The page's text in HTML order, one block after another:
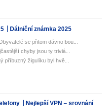
Dálniční známka 2025
se přitom dávno bou...
chyby jsou ty triviá...
příbuzný žigulíku byl hvě...
Nejlepší VPN – srovnání